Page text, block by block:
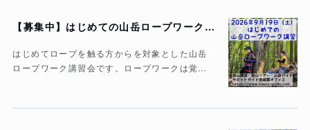
【募集中】はじめての山岳ロープワーク講習
はじめてロープを触る方からを対象とした山岳
ロープワーク講習会です。ロープワークは覚…